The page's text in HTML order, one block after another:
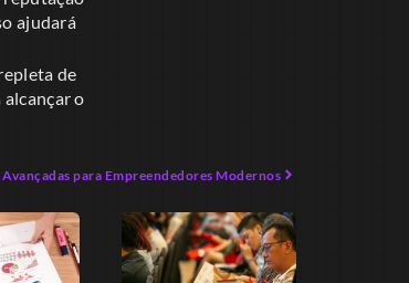
ajudará
de
o
para Empreendedores Modernos